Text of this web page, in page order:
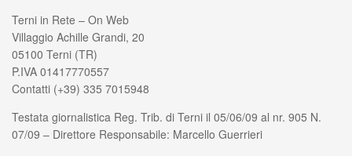
Terni in Rete – On Web
Villaggio Achille Grandi, 20
05100 Terni (TR)
P.IVA 01417770557
Contatti (+39) 335 7015948
Testata giornalistica Reg. Trib. di Terni il 05/06/09 al nr. 905 N.
07/09 – Direttore Responsabile: Marcello Guerrieri